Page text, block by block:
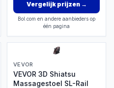
Vergelijk prijzen→
Bol.com en andere aanbieders op
één pagina
VEVOR
VEVOR 3D Shiatsu
Massagestoel SL-Rail